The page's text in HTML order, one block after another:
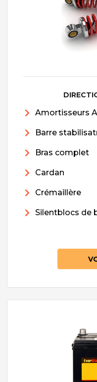
Amortisseurs
Barre
Bras complet
Cardan
Crémaillère
Silentblocs de